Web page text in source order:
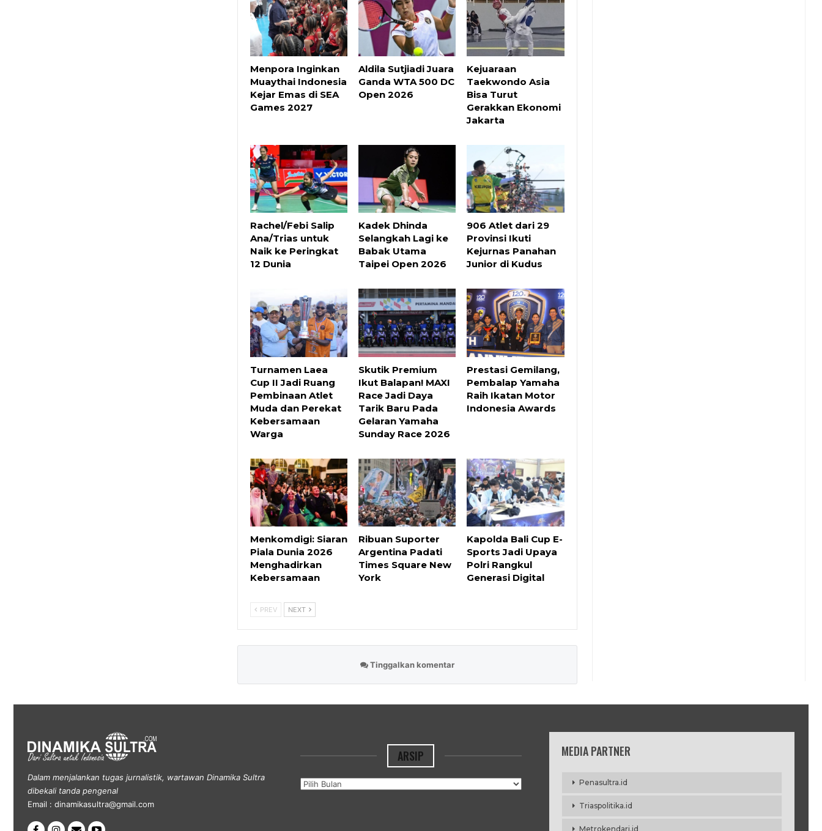
Menpora Inginkan
Muaythai Indonesia
Kejar Emas di SEA
Games 2027
Aldila Sutjiadi Juara
Ganda WTA 500 DC
Open 2026
Kejuaraan
Taekwondo Asia
Bisa Turut
Gerakkan Ekonomi
Jakarta
Rachel/Febi Salip
Ana/Trias untuk
Naik ke Peringkat
12 Dunia
Kadek Dhinda
Selangkah Lagi ke
Babak Utama
Taipei Open 2026
906 Atlet dari 29
Provinsi Ikuti
Kejurnas Panahan
Junior di Kudus
Turnamen Laea
Cup II Jadi Ruang
Pembinaan Atlet
Muda dan Perekat
Kebersamaan
Warga
Skutik Premium
Ikut Balapan! MAXI
Race Jadi Daya
Tarik Baru Pada
Gelaran Yamaha
Sunday Race 2026
Prestasi Gemilang,
Pembalap Yamaha
Raih Ikatan Motor
Indonesia Awards
Menkomdigi: Siaran
Piala Dunia 2026
Menghadirkan
Kebersamaan
Ribuan Suporter
Argentina Padati
Times Square New
York
Kapolda Bali Cup E-
Sports Jadi Upaya
Polri Rangkul
Generasi Digital
PREV NEXT
Tinggalkan komentar
Dalam menjalankan tugas jurnalistik, wartawan Dinamika Sultra
dibekali tanda pengenal
Email : dinamikasultra@gmail.com
ARSIP
Arsip
MEDIA PARTNER
Penasultra.id
Triaspolitika.id
Metrokendari.id